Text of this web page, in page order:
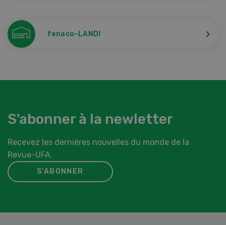
fenaco-LANDI
S'abonner à la newletter
Recevez les dernières nouvelles du monde de la
Revue-UFA.
S'ABONNER